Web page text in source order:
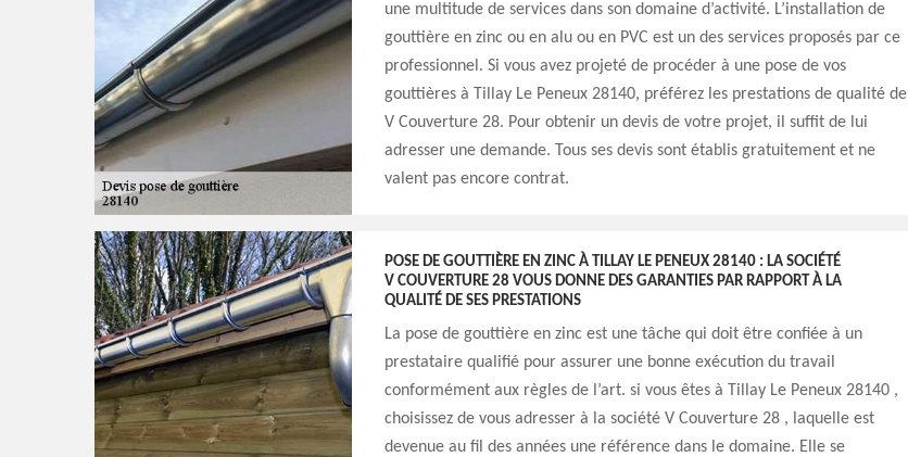
une multitude de services dans son domaine d’activité. L’installation de
gouttière en zinc ou en alu ou en PVC est un des services proposés par ce
professionnel. Si vous avez projeté de procéder à une pose de vos
gouttières à Tillay Le Peneux 28140, préférez les prestations de qualité de
V Couverture 28. Pour obtenir un devis de votre projet, il suffit de lui
adresser une demande. Tous ses devis sont établis gratuitement et ne
valent pas encore contrat.
POSE DE GOUTTIÈRE EN ZINC À TILLAY LE PENEUX 28140 : LA SOCIÉTÉ
V COUVERTURE 28 VOUS DONNE DES GARANTIES PAR RAPPORT À LA
QUALITÉ DE SES PRESTATIONS
La pose de gouttière en zinc est une tâche qui doit être confiée à un
prestataire qualifié pour assurer une bonne exécution du travail
conformément aux règles de l’art. si vous êtes à Tillay Le Peneux 28140 ,
choisissez de vous adresser à la société V Couverture 28 , laquelle est
devenue au fil des années une référence dans le domaine. Elle se